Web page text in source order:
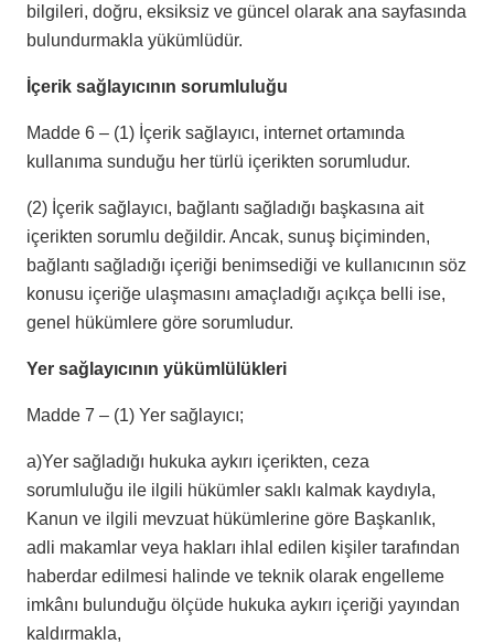
bilgileri, doğru, eksiksiz ve güncel olarak ana sayfasında
bulundurmakla yükümlüdür.
İçerik sağlayıcının sorumluluğu
Madde 6 – (1) İçerik sağlayıcı, internet ortamında
kullanıma sunduğu her türlü içerikten sorumludur.
(2) İçerik sağlayıcı, bağlantı sağladığı başkasına ait
içerikten sorumlu değildir. Ancak, sunuş biçiminden,
bağlantı sağladığı içeriği benimsediği ve kullanıcının söz
konusu içeriğe ulaşmasını amaçladığı açıkça belli ise,
genel hükümlere göre sorumludur.
Yer sağlayıcının yükümlülükleri
Madde 7 – (1) Yer sağlayıcı;
a)Yer sağladığı hukuka aykırı içerikten, ceza
sorumluluğu ile ilgili hükümler saklı kalmak kaydıyla,
Kanun ve ilgili mevzuat hükümlerine göre Başkanlık,
adli makamlar veya hakları ihlal edilen kişiler tarafından
haberdar edilmesi halinde ve teknik olarak engelleme
imkânı bulunduğu ölçüde hukuka aykırı içeriği yayından
kaldırmakla,